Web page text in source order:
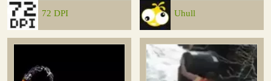
72 DPI Uhull